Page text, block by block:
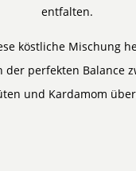
entfalten.
köstliche Mischung
der perfekten Balance
und Kardamom